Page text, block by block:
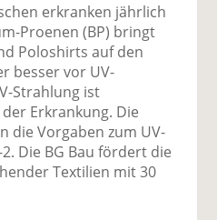
uf
F
ac
e
b
o
o
k
te
wi
tt
er
n
uf
Li
n
di
n
te
il
er
E
m
er
se
n
ru
erkranken jährlich
Proenen (BP) bringt
Poloshirts auf den
besser vor UV-
Strahlung ist
Erkrankung. Die
die Vorgaben zum UV-
Die BG Bau fördert die
Textilien mit 30